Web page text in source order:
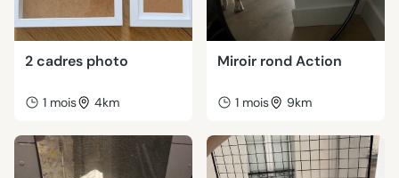
2 cadres photo
1 mois 4km
Miroir rond Action
1 mois 9km